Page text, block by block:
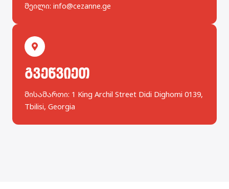
მეილი: info@cezanne.ge
გვეწვიეთ
მისამართი: 1 King Archil Street Didi Dighomi 0139,
Tbilisi, Georgia